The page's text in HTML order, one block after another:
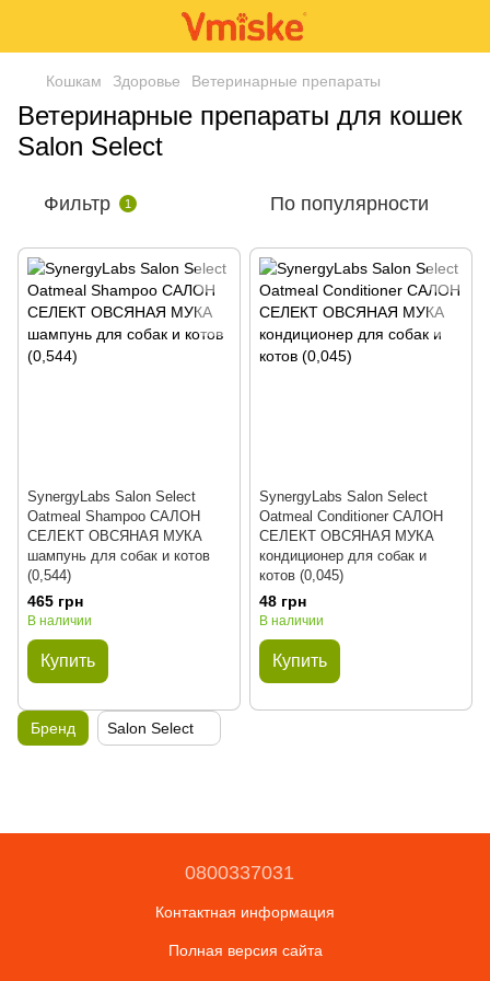
Кошкам Здоровье Ветеринарные препараты
Ветеринарные препараты для кошек
Salon Select
Фильтр 1 По популярности
SynergyLabs Salon Select
Oatmeal Shampoo САЛОН
СЕЛЕКТ ОВСЯНАЯ МУКА
шампунь для собак и котов
(0,544)
465 грн
В наличии
Купить
SynergyLabs Salon Select
Oatmeal Conditioner САЛОН
СЕЛЕКТ ОВСЯНАЯ МУКА
кондиционер для собак и
котов (0,045)
48 грн
В наличии
Купить
Бренд Salon Select
0800337031
Контактная информация
Полная версия сайта